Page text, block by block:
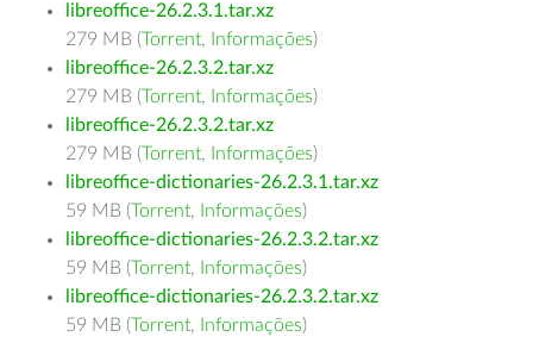
libreoffice-26.2.3.1.tar.xz
279 MB (Torrent, Informações)
libreoffice-26.2.3.2.tar.xz
279 MB (Torrent, Informações)
libreoffice-26.2.3.2.tar.xz
279 MB (Torrent, Informações)
libreoffice-dictionaries-26.2.3.1.tar.xz
59 MB (Torrent, Informações)
libreoffice-dictionaries-26.2.3.2.tar.xz
59 MB (Torrent, Informações)
libreoffice-dictionaries-26.2.3.2.tar.xz
59 MB (Torrent, Informações)